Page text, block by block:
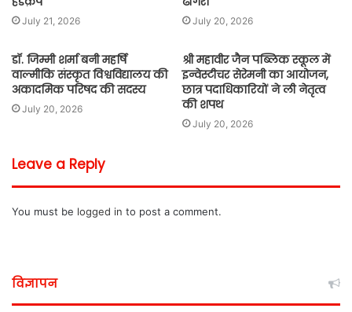
July 21, 2026 July 20, 2026
डॉ. जिम्मी शर्मा बनी महर्षि
वाल्मीकि संस्कृत विश्वविद्यालय की
अकादमिक परिषद की सदस्य
July 20, 2026
श्री महावीर जैन पब्लिक स्कूल में
इन्वेस्टीचर सेरेमनी का आयोजन,
छात्र पदाधिकारियों ने ली नेतृत्व
की शपथ
July 20, 2026
Leave a Reply
You must be logged in to post a comment.
विज्ञापन